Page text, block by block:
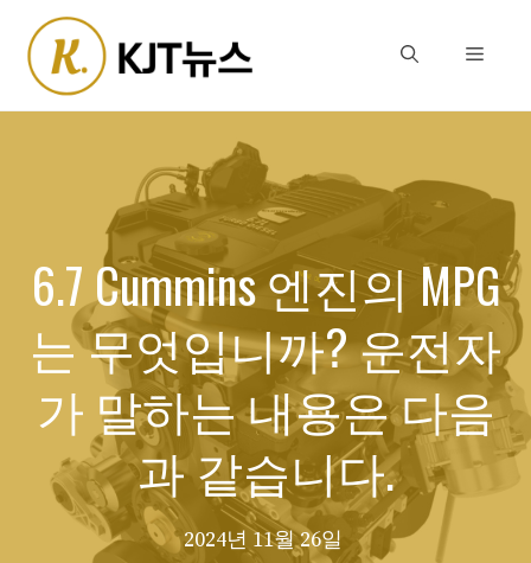
content
Menu
6.7 Cummins 엔진의 MPG
는 무엇입니까? 운전자
가 말하는 내용은 다음
과 같습니다.
2024년 11월 26일